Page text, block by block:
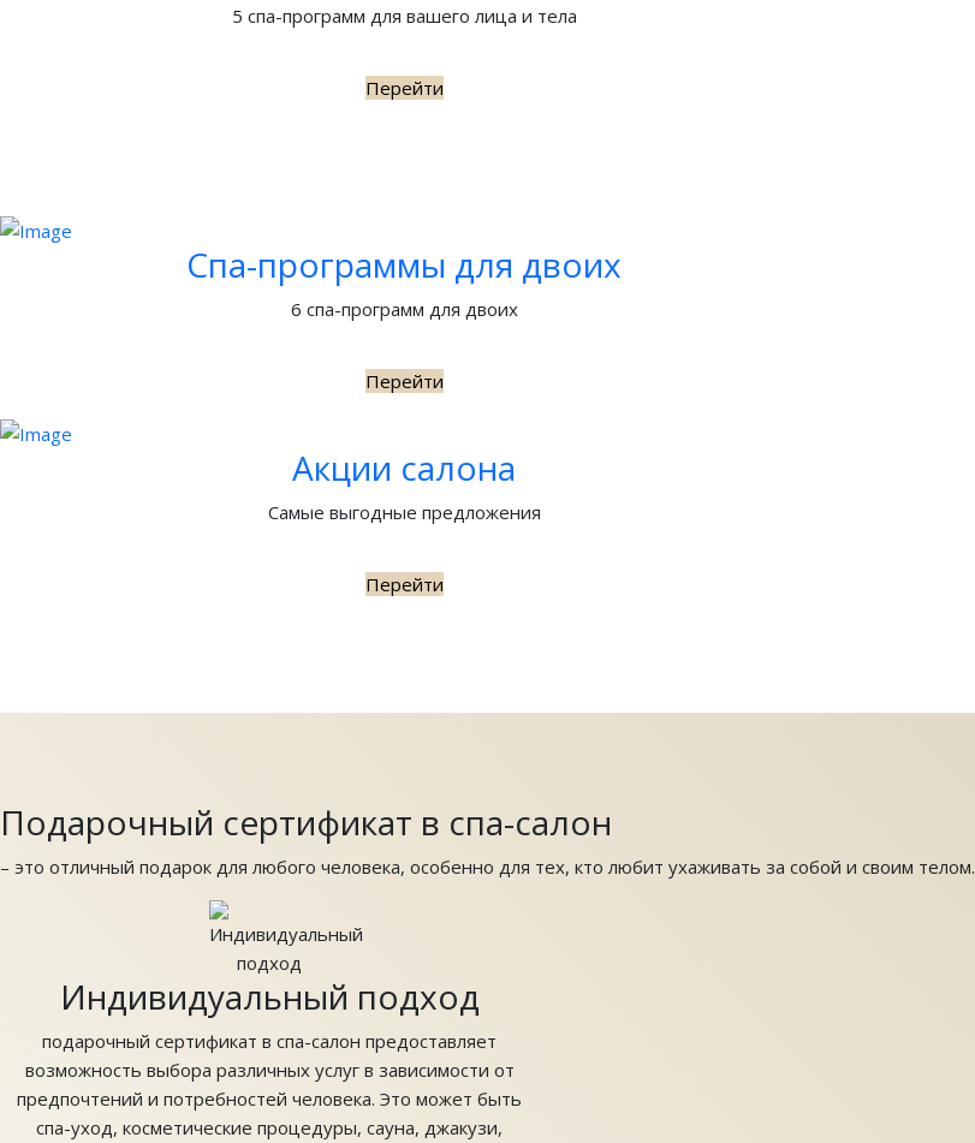
5 спа-программ для вашего лица и тела
Перейти
Спа-программы для двоих
6 спа-программ для двоих
Перейти
Акции салона
Самые выгодные предложения
Перейти
Подарочный сертификат в спа-салон
– это отличный подарок для любого человека, особенно для тех, кто любит ухаживать за собой и своим телом.
Индивидуальный подход
подарочный сертификат в спа-салон предоставляет
возможность выбора различных услуг в зависимости от
предпочтений и потребностей человека. Это может быть
спа-уход, косметические процедуры, сауна, джакузи,